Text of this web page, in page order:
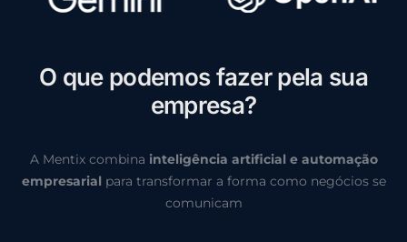
O que podemos fazer pela sua
empresa?
A Mentix combina inteligência artificial e automação
empresarial para transformar a forma como negócios se
comunicam